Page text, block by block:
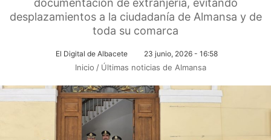
documentación de extranjería, evitando
desplazamientos a la ciudadanía de Almansa y de
toda su comarca
El Digital de Albacete 23 junio, 2026 - 16:58
Inicio / Últimas noticias de Almansa